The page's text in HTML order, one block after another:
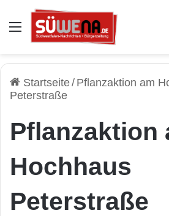
Auswahl
Startseite/ Pflanzaktion am
Peterstraße
Pflanzaktion
Hochhaus
Peterstraße